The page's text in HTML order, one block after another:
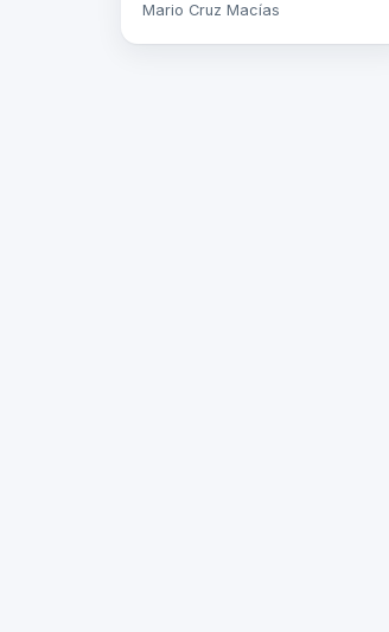
Mario Cruz Macías